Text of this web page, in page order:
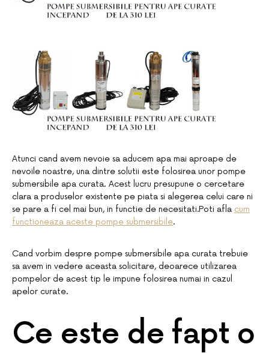
Atunci cand avem nevoie sa aducem apa mai aproape de
nevoile noastre, una dintre solutii este folosirea unor pompe
submersibile apa curata. Acest lucru presupune o cercetare
clara a produselor existente pe piata si alegerea celui care ni
se pare a fi cel mai bun, in functie de necesitati.Poti afla cum
functioneaza aceste pompe submersibile.
Cand vorbim despre pompe submersibile apa curata trebuie
sa avem in vedere aceasta solicitare, deoarece utilizarea
pompelor de acest tip le impune folosirea numai in cazul
apelor curate.
Ce este de fapt o